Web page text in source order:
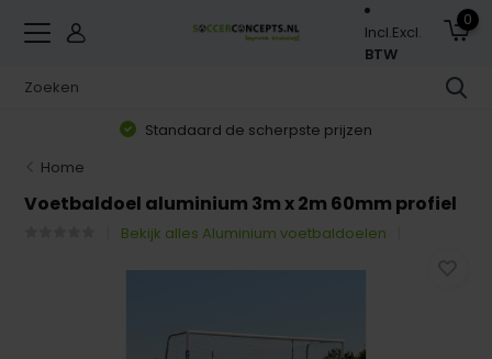
Incl.Excl.
BTW
0
Standaard de scherpste prijzen
Home
Voetbaldoel aluminium 3m x 2m 60mm profiel
Bekijk alles Aluminium voetbaldoelen